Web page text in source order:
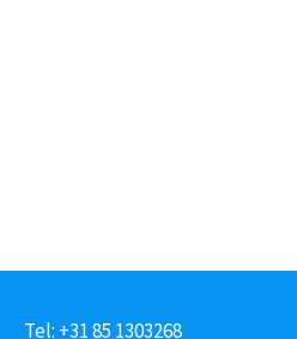
Tel: +31 85 1303268